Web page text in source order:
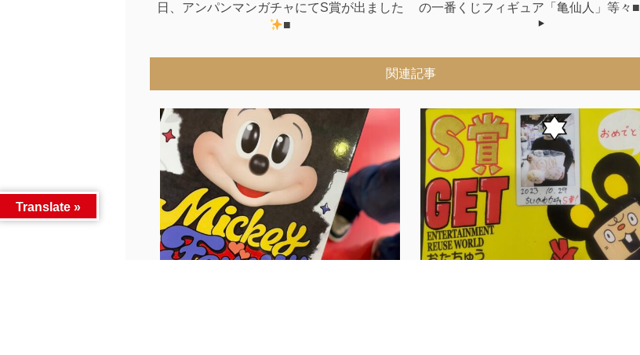
日、アンパンマンガチャにてS賞が出ました
■
の一番くじフィギュア「亀仙人」等々■
関連記事
Translate »